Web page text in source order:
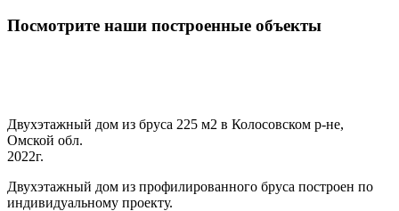
Посмотрите наши построенные объекты
Двухэтажный дом из бруса 225 м2 в Колосовском р-не,
Омской обл.
2022г.
Двухэтажный дом из профилированного бруса построен по
индивидуальному проекту.